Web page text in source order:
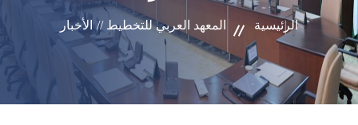
خدماتنا
تواصلوا معنا
الرئيسية المعهد العربي للتخطيط // الأخبار